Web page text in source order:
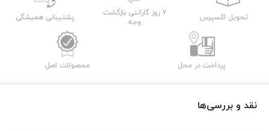
تحویل اکسپرس
7 روز گارانتی بازگشت
وجه
پشتیبانی همیشگی
پرداخت در محل محصولات اصل
نقد و بررسی‌ها